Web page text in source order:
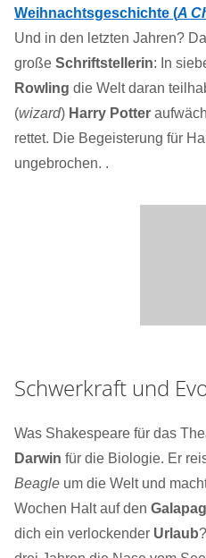
Weihnachtsgeschichte (A
Und in den letzten Jahren?
große Schriftstellerin: In
Rowling die Welt daran
(wizard) Harry Potter
rettet. Die Begeisterung für
ungebrochen. .
Schwerkraft und
Was Shakespeare für das
Darwin für die Biologie. Er
Beagle um die Welt und
Wochen Halt auf den
dich ein verlockender Urlaub